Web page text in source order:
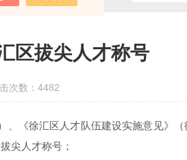
区拔尖人才称号
次数：4482
《徐汇区人才队伍建设实施意见》（
尖人才称号；